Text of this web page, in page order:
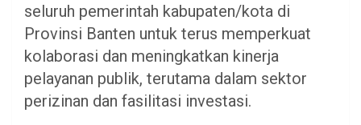
seluruh pemerintah kabupaten/kota di
Provinsi Banten untuk terus memperkuat
kolaborasi dan meningkatkan kinerja
pelayanan publik, terutama dalam sektor
perizinan dan fasilitasi investasi.